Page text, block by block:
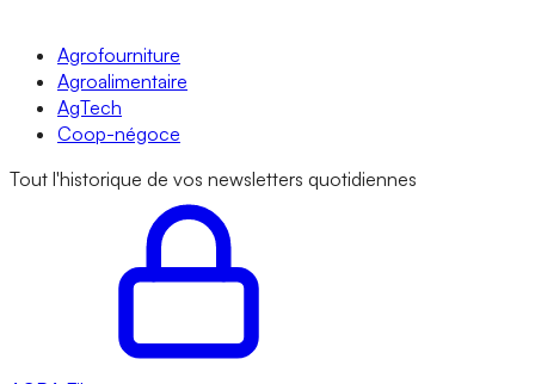
Agrofourniture
Agroalimentaire
AgTech
Coop-négoce
Tout l'historique de vos newsletters quotidiennes